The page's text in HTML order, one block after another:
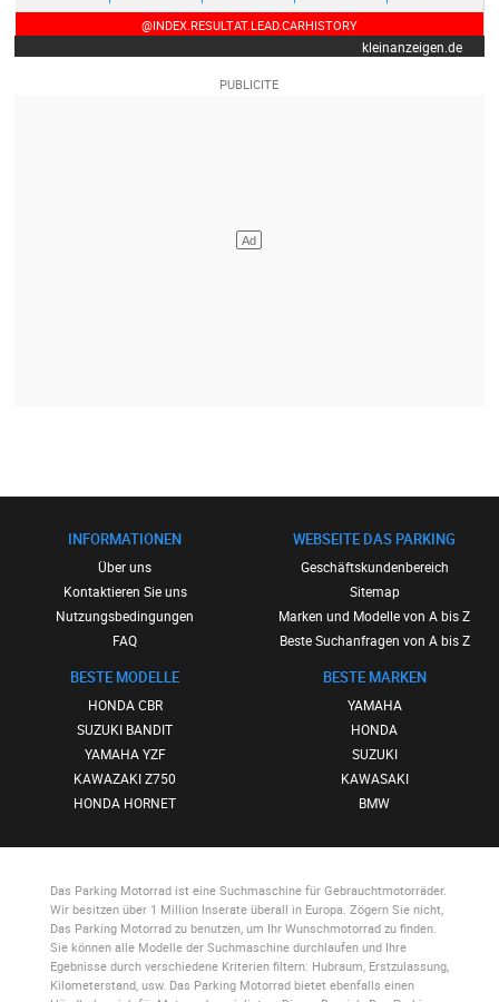
@INDEX.RESULTAT.LEAD.CARHISTORY
kleinanzeigen.de
INFORMATIONEN
Über uns
Kontaktieren Sie uns
Nutzungsbedingungen
FAQ
BESTE MODELLE
HONDA CBR
SUZUKI BANDIT
YAMAHA YZF
KAWAZAKI Z750
HONDA HORNET
WEBSEITE DAS PARKING
Geschäftskundenbereich
Sitemap
Marken und Modelle von A bis Z
Beste Suchanfragen von A bis Z
BESTE MARKEN
YAMAHA
HONDA
SUZUKI
KAWASAKI
BMW
Das Parking Motorradist eine Suchmaschine für Gebrauchtmotorräder.
Wir besitzen über 1 Million Inserate überall in Europa. Zögern Sie nicht,
Das Parking Motorradzu benutzen, um Ihr Wunschmotorrad zu finden.
Sie können alle Modelle der Suchmaschine durchlaufen und Ihre
Egebnisse durch verschiedene Kriterien filtern: Hubraum, Erstzulassung,
Kilometerstand, usw. Das Parking Motorradbietet ebenfalls einen